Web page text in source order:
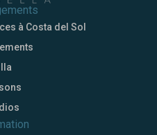
à Costa del Sol